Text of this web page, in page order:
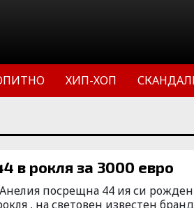
ХИП-ХОП
в рокля за 3000 евро
посрещна 44 ия си
, на световен известен бранд